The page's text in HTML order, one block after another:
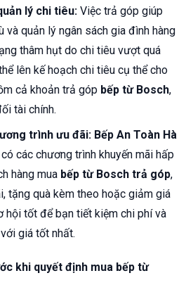
lý chi tiêu: Việc trả góp giúp
và quản lý ngân sách gia đình hàng
thâm hụt do chi tiêu vượt quá
lên kế hoạch chi tiêu cụ thể cho
cả khoản trả góp bếp từ Bosch,
tài chính.
trình ưu đãi: Bếp An Toàn Hà
các chương trình khuyến mãi hấp
hàng mua bếp từ Bosch trả góp,
tặng quà kèm theo hoặc giảm giá
hội tốt để bạn tiết kiệm chi phí và
giá tốt nhất.
khi quyết định mua bếp từ